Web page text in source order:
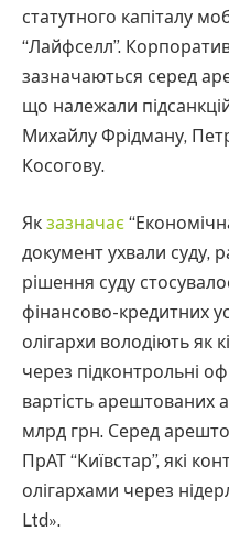
статутного капіталу
“Лайфселл”.
зазначаються серед
що належали
Михайлу Фрідману,
Косогову.
Як зазначає
документ ухвали суду,
рішення суду
фінансово-кредитних
олігархи володіють як
через підконтрольні
вартість арештованих
млрд грн. Серед
ПрАТ “Київстар”, які
олігархами через
Ltd».